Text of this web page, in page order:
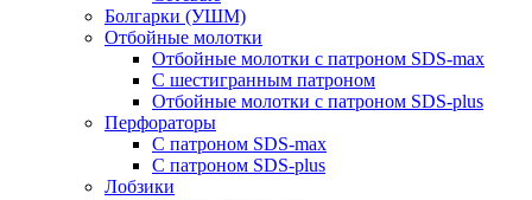
Болгарки (УШМ)
Отбойные молотки
Отбойные молотки с патроном SDS-max
С шестигранным патроном
Отбойные молотки с патроном SDS-plus
Перфораторы
С патроном SDS-max
С патроном SDS-plus
Лобзики